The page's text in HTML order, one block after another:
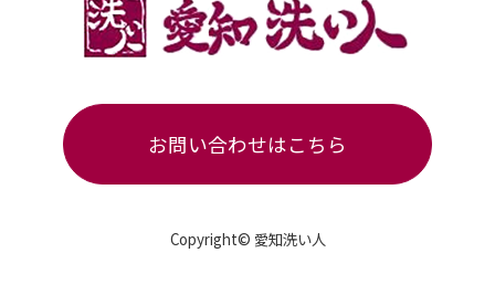
お問い合わせはこちら
Copyright© 愛知洗い人